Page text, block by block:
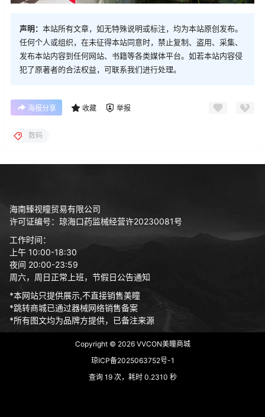
声明： 本站所有文章，如无特殊说明或标注，均为本站原创发布。
任何个人或组织，在未征得本站同意时，禁止复制、盗用、采集、
发布本站内容到任何网站、书籍等各类媒体平台。如若本站内容侵
犯了原著者的合法权益，可联系我们进行处理。
海报分享 收藏 举报
数码
海南臻视瞳贸易有限公司
许可证编号：琼海口药监械经营许20230081号
工作时间：
上午 10:00-18:30
夜间 20:00-23:59
周六，周日正常上班，节假日公告通知
*本网站只提供展示,不直接销售美瞳
*跳转商城已通过器械网络销售备案
*所有图文均为品牌方提供，已备注来源
Copyright © 2026VVCON美瞳商城
琼ICP备2025063752号-1
查询 19 次，耗时 0.2310 秒